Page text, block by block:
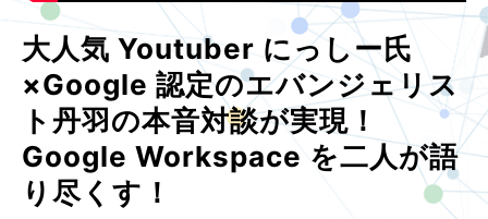
大人気 Youtuber にっしー氏
×Google 認定のエバンジェリス
ト丹羽の本音対談が実現！
Google Workspace を二人が語
り尽くす！